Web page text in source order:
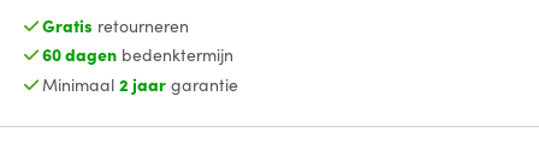
Gratis retourneren
60 dagenbedenktermijn
Minimaal 2 jaargarantie